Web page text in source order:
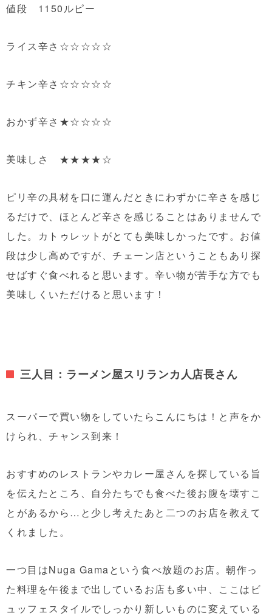
値段 1150ルピー
ライス辛さ☆☆☆☆☆
チキン辛さ☆☆☆☆☆
おかず辛さ★☆☆☆☆
美味しさ ★★★★☆
ピリ辛の具材を口に運んだときにわずかに辛さを感じ
るだけで、ほとんど辛さを感じることはありませんで
した。カトゥレットがとても美味しかったです。お値
段は少し高めですが、チェーン店ということもあり探
せばすぐ食べれると思います。辛い物が苦手な方でも
美味しくいただけると思います！
三人目：ラーメン屋スリランカ人店長さん
スーパーで買い物をしていたらこんにちは！と声をか
けられ、チャンス到来！
おすすめのレストランやカレー屋さんを探している旨
を伝えたところ、自分たちでも食べた後お腹を壊すこ
とがあるから…と少し考えたあと二つのお店を教えて
くれました。
一つ目はNuga Gamaという食べ放題のお店。朝作っ
た料理を午後まで出しているお店も多い中、ここはビ
ュッフェスタイルでしっかり新しいものに変えている